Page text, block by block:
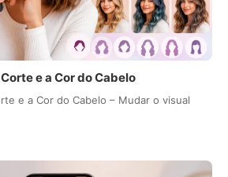
e a Cor do Cabelo
e a Cor do Cabelo – Mudar o visual